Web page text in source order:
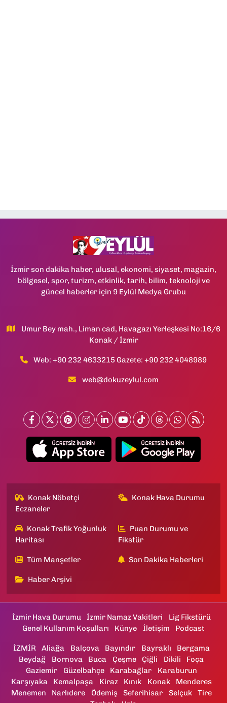
İzmir son dakika haber, ulusal, ekonomi, siyaset, magazin,
bölgesel, spor, turizm, etkinlik, tarih, bilim, teknoloji ve
güncel haberler için 9 Eylül Medya Grubu
Umur Bey mah., Liman cad, Havagazı Yerleşkesi No:16/6
Konak / İzmir
Web: +90 232 4633215 Gazete: +90 232 4048989
web@dokuzeylul.com
Konak Nöbetçi
Eczaneler
Konak Hava Durumu
Konak Trafik Yoğunluk
Haritası
Puan Durumu ve
Fikstür
Tüm Manşetler Son Dakika Haberleri
Haber Arşivi
İzmir Hava Durumu İzmir Namaz Vakitleri
Lig Fikstürü
Genel Kullanım Koşulları
Künye İletişim Podcast
İZMİR Aliağa Balçova Bayındır Bayraklı
Bergama
Beydağ
Bornova Buca Çeşme Çiğli Dikili
Foça
Gaziemir
Güzelbahçe Karabağlar
Karaburun
Karşıyaka
Kemalpaşa Kiraz Kınık Konak
Menderes
Menemen
Narlıdere Ödemiş Seferihisar Selçuk
Tire